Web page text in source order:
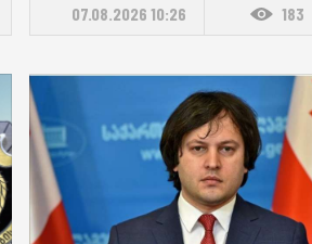
07.08.2026 10:26 183